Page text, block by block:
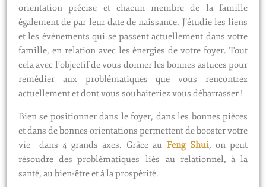
orientation précise et chacun membre de la famille
également de par leur date de naissance. J’étudie les liens
et les événements qui se passent actuellement dans votre
famille, en relation avec les énergies de votre foyer. Tout
cela avec l’objectif de vous donner les bonnes astuces pour
remédier aux problématiques que vous rencontrez
actuellement et dont vous souhaiteriez vous débarrasser !
Bien se positionner dans le foyer, dans les bonnes pièces
et dans de bonnes orientations permettent de booster votre
vie dans 4 grands axes. Grâce au Feng Shui, on peut
résoudre des problématiquesliés au relationnel, à la
santé, au bien-être et à la prospérité.